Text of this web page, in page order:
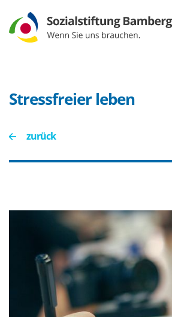
Stressfreier leben
zurück